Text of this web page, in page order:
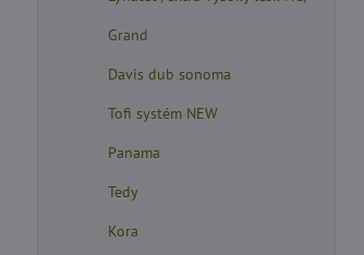
Grand
Davis dub sonoma
Tofi systém NEW
Panama
Tedy
Kora